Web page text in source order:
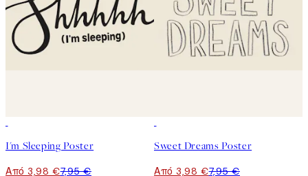
I'm Sleeping Poster
Από 3,98 €7,95 €
Sweet Dreams Poster
Από 3,98 €7,95 €